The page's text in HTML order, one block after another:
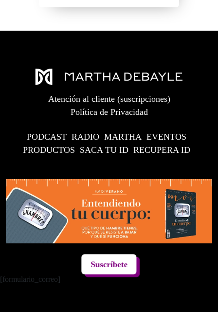
Atención al cliente (suscripciones)
Política de Privacidad
PODCAST RADIO MARTHA EVENTOS
PRODUCTOS SACA TU ID RECUPERA ID
Suscríbete
[formulario_correo]